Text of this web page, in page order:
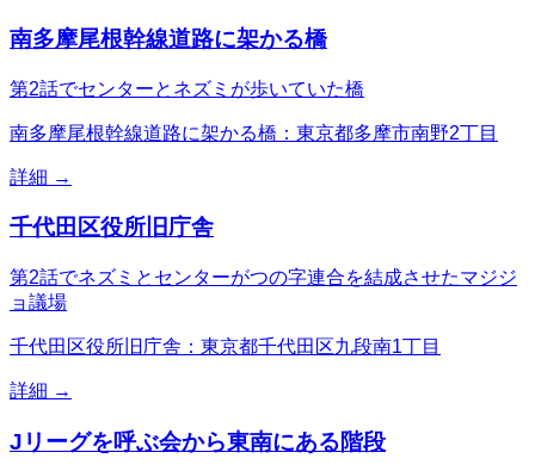
南多摩尾根幹線道路に架かる橋
第2話でセンターとネズミが歩いていた橋
南多摩尾根幹線道路に架かる橋：東京都多摩市南野2丁目
詳細 →
千代田区役所旧庁舎
第2話でネズミとセンターがつの字連合を結成させたマジジ
ョ議場
千代田区役所旧庁舎：東京都千代田区九段南1丁目
詳細 →
Jリーグを呼ぶ会から東南にある階段